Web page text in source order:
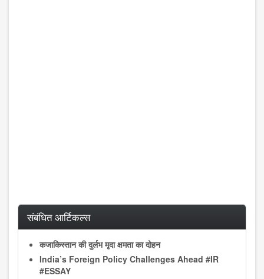
संबंधित आर्टिकल्स
कजाकिस्तान की दुर्लभ मृदा क्षमता का दोहन
India’s Foreign Policy Challenges Ahead #IR
#ESSAY